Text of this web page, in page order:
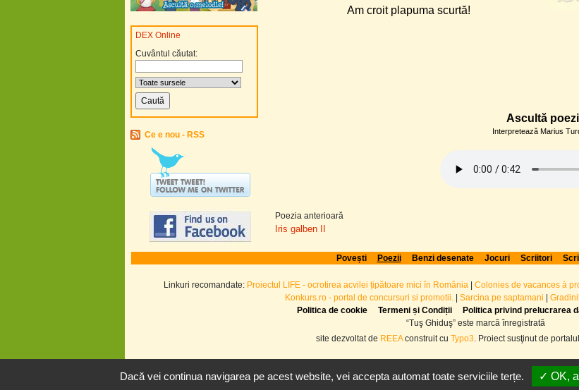
DEX Online
Cuvântul căutat:
Ce e nou - RSS
Am croit plapuma scurtă!
Ascultă
Interpretează Marius
Poezia anterioară
Iris galben II
Povești Poezii Benzi desenate Jocuri Scriitori
Linkuri recomandate: Proiectul LIFE - ocrotirea acvilei țipătoare mici în România Colonies de vacances à
Konkurs.ro - portal de concursuri si promotii.| Sarcina pe saptamani
Politica de cookie
Termeni și Condiții
Politica privind prelucrarea
“Tuş Ghiduş” este marcă înregistrată
site dezvoltat de REEAconstruit cu Typo3 . Proiect susţinut de portalul
Dacă vei continua navigarea pe acest website, vei accepta automat toate serviciile terțe. ✓ OK,